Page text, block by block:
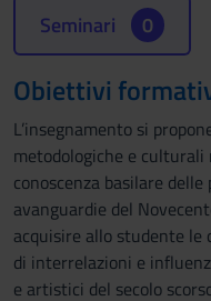
Seminari 0
Obiettivi
L’insegnamento si
metodologiche e culturali
conoscenza basilare
avanguardie del
acquisire allo studente le
di interrelazioni e
e artistici del secolo